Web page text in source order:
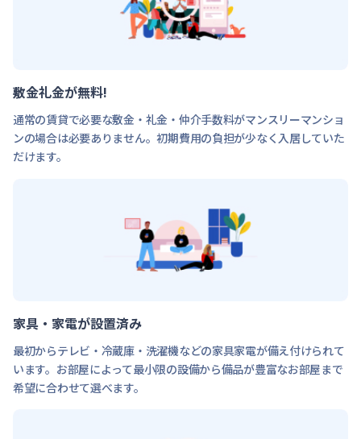
敷金礼金が無料!
通常の賃貸で必要な敷金・礼金・仲介手数料がマンスリーマンショ
ンの場合は必要ありません。初期費用の負担が少なく入居していた
だけます。
家具・家電が設置済み
最初からテレビ・冷蔵庫・洗濯機などの家具家電が備え付けられて
います。お部屋によって最小限の設備から備品が豊富なお部屋まで
希望に合わせて選べます。